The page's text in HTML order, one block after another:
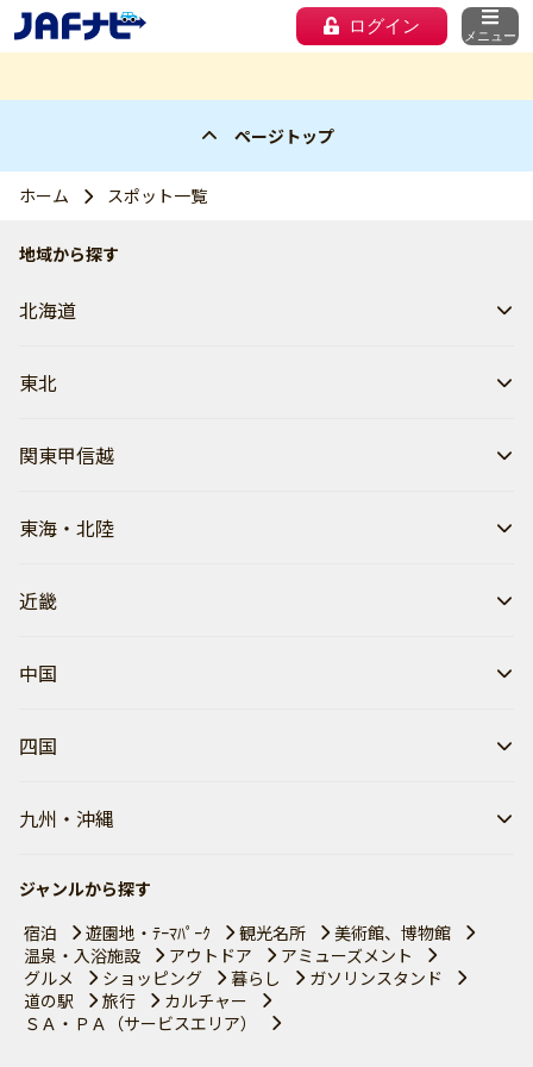
ログイン メニュー
ページトップ
ホーム スポット一覧
地域から探す
北海道
東北
関東甲信越
東海・北陸
近畿
中国
四国
九州・沖縄
ジャンルから探す
宿泊
遊園地・ﾃｰﾏﾊﾟｰｸ 観光名所
美術館、博物館
温泉・入浴施設
アウトドア
アミューズメント
グルメ
ショッピング 暮らし
ガソリンスタンド
道の駅
旅行
カルチャー
ＳＡ・ＰＡ（サービスエリア）